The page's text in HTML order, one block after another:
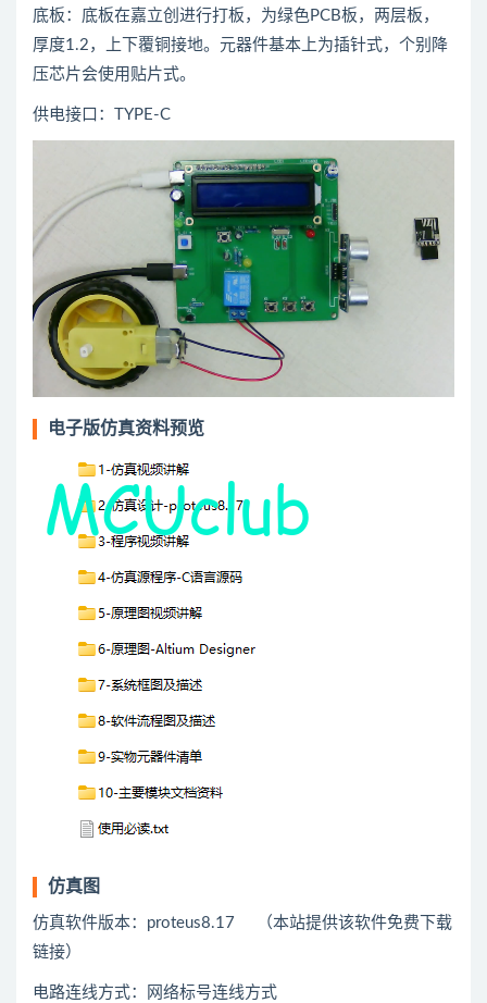
底板：底板在嘉立创进行打板，为绿色PCB板，两层板，
厚度1.2，上下覆铜接地。元器件基本上为插针式，个别降
压芯片会使用贴片式。
供电接口：TYPE-C
电子版仿真资料预览
仿真图
仿真软件版本：proteus8.17 （本站提供该软件免费下载
链接）
电路连线方式：网络标号连线方式